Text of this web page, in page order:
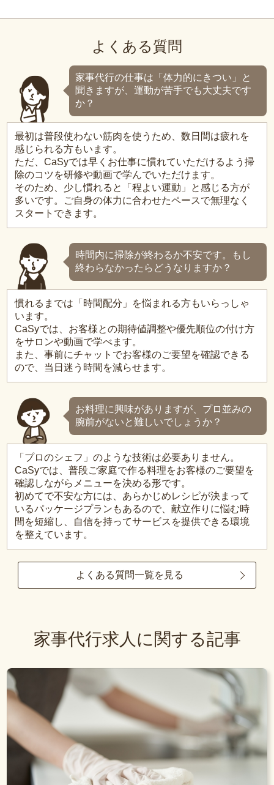
よくある質問
家事代行の仕事は「体力的にきつい」と
聞きますが、運動が苦手でも大丈夫です
か？
最初は普段使わない筋肉を使うため、数日間は疲れを
感じられる方もいます。
ただ、CaSyでは早くお仕事に慣れていただけるよう掃
除のコツを研修や動画で学んでいただけます。
そのため、少し慣れると「程よい運動」と感じる方が
多いです。ご自身の体力に合わせたペースで無理なく
スタートできます。
時間内に掃除が終わるか不安です。もし
終わらなかったらどうなりますか？
慣れるまでは「時間配分」を悩まれる方もいらっしゃ
います。
CaSyでは、お客様との期待値調整や優先順位の付け方
をサロンや動画で学べます。
また、事前にチャットでお客様のご要望を確認できる
ので、当日迷う時間を減らせます。
お料理に興味がありますが、プロ並みの
腕前がないと難しいでしょうか？
「プロのシェフ」のような技術は必要ありません。
CaSyでは、普段ご家庭で作る料理をお客様のご要望を
確認しながらメニューを決める形です。
初めてで不安な方には、あらかじめレシピが決まって
いるパッケージプランもあるので、献立作りに悩む時
間を短縮し、自信を持ってサービスを提供できる環境
を整えています。
よくある質問一覧を見る
家事代行求人に関する記事